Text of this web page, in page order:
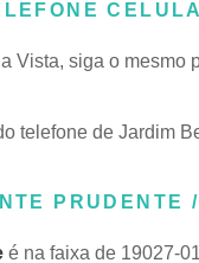
Vista, siga o mesmo
telefone de Jardim
PRUDENTE
é na faixa de 19027-